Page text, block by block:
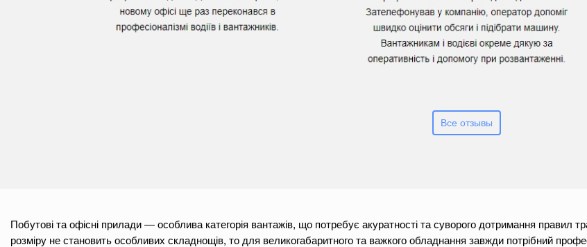
Все отзывы
Побутові та офісні прилади — особлива категорія вантажів, що потребує акуратності та суворого дотримання правил
розміру не становить особливих складнощів, то для великогабаритного та важкого обладнання завжди потрібний